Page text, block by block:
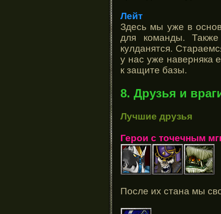
Лейт
Здесь мы уже в
для команды.
кулданятся.
у нас уже наверняка
к защите базы.
8. Друзья и
Лучшие друзья
Герои с точечным
После их стана мы